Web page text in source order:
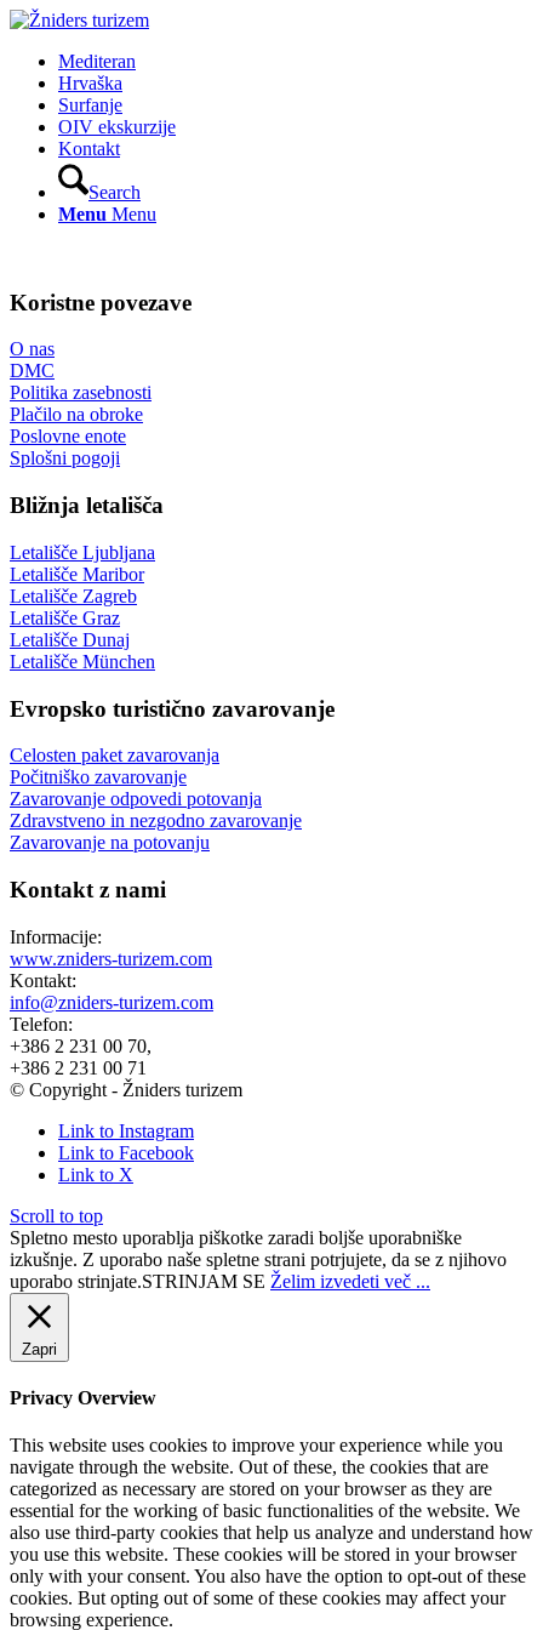
Mediteran
Hrvaška
Surfanje
OIV ekskurzije
Kontakt
Search
Menu Menu
Koristne povezave
O nas
DMC
Politika zasebnosti
Plačilo na obroke
Poslovne enote
Splošni pogoji
Bližnja letališča
Letališče Ljubljana
Letališče Maribor
Letališče Zagreb
Letališče Graz
Letališče Dunaj
Letališče München
Evropsko turistično zavarovanje
Celosten paket zavarovanja
Počitniško zavarovanje
Zavarovanje odpovedi potovanja
Zdravstveno in nezgodno zavarovanje
Zavarovanje na potovanju
Kontakt z nami
Informacije:
www.zniders-turizem.com
Kontakt:
info@zniders-turizem.com
Telefon:
+386 2 231 00 70,
+386 2 231 00 71
© Copyright - Žniders turizem
Link to Instagram
Link to Facebook
Link to X
Scroll to top
Spletno mesto uporablja piškotke zaradi boljše uporabniške
izkušnje. Z uporabo naše spletne strani potrjujete, da se z njihovo
uporabo strinjate.STRINJAM SE Želim izvedeti več ...
Zapri
Privacy Overview
This website uses cookies to improve your experience while you
navigate through the website. Out of these, the cookies that are
categorized as necessary are stored on your browser as they are
essential for the working of basic functionalities of the website. We
also use third-party cookies that help us analyze and understand how
you use this website. These cookies will be stored in your browser
only with your consent. You also have the option to opt-out of these
cookies. But opting out of some of these cookies may affect your
browsing experience.